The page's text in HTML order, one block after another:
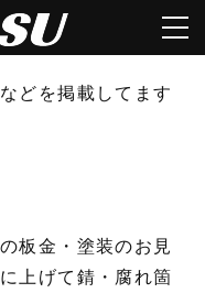
どを掲載してます
板金・塗装のお見
上げて錆・腐れ箇